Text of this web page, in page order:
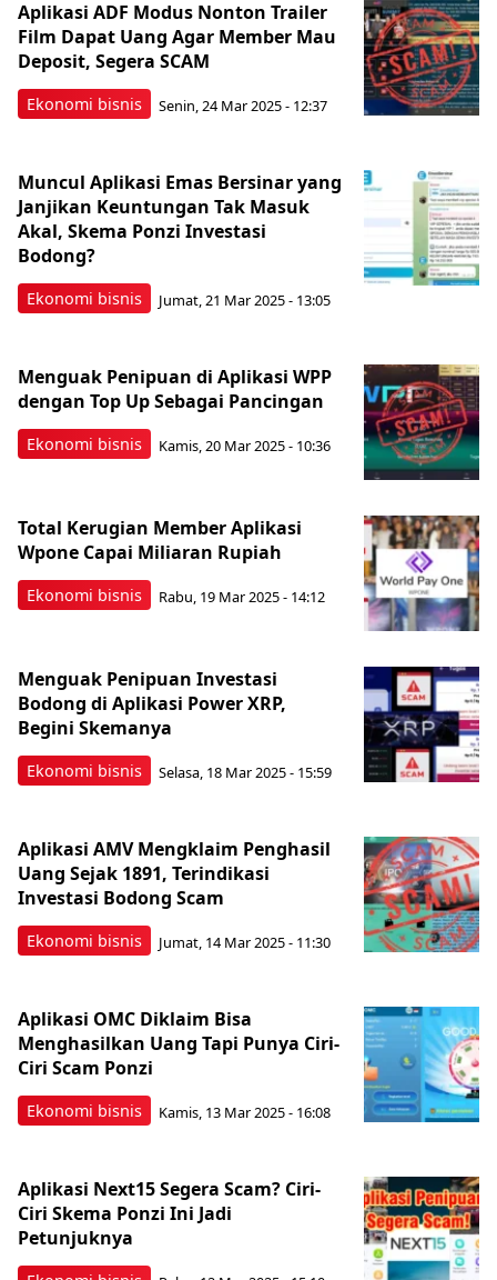
Ekonomi bisnis
Aplikasi ADF Modus Nonton Trailer
Film Dapat Uang Agar Member Mau
Deposit, Segera SCAM
Senin, 24 Mar 2025 - 12:37
Ekonomi bisnis
Muncul Aplikasi Emas Bersinar yang
Janjikan Keuntungan Tak Masuk
Akal, Skema Ponzi Investasi
Bodong?
Jumat, 21 Mar 2025 - 13:05
Ekonomi bisnis
Menguak Penipuan di Aplikasi WPP
dengan Top Up Sebagai Pancingan
Kamis, 20 Mar 2025 - 10:36
Ekonomi bisnis
Total Kerugian Member Aplikasi
Wpone Capai Miliaran Rupiah
Rabu, 19 Mar 2025 - 14:12
Ekonomi bisnis
Menguak Penipuan Investasi
Bodong di Aplikasi Power XRP,
Begini Skemanya
Selasa, 18 Mar 2025 - 15:59
Ekonomi bisnis
Aplikasi AMV Mengklaim Penghasil
Uang Sejak 1891, Terindikasi
Investasi Bodong Scam
Jumat, 14 Mar 2025 - 11:30
Ekonomi bisnis
Aplikasi OMC Diklaim Bisa
Menghasilkan Uang Tapi Punya Ciri-
Ciri Scam Ponzi
Kamis, 13 Mar 2025 - 16:08
Aplikasi Next15 Segera Scam? Ciri-
Ciri Skema Ponzi Ini Jadi
Petunjuknya